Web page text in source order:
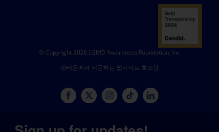
© Copyright 2026 LGMD Awareness Foundation, Inc
판테온에서 제공하는 웹사이트 호스팅